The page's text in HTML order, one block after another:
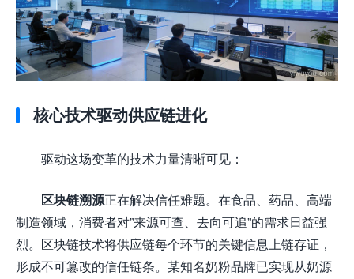
核心技术驱动供应链进化
驱动这场变革的技术力量清晰可见：
区块链溯源正在解决信任难题。在食品、药品、高端
制造领域，消费者对”来源可查、去向可追”的需求日益强
烈。区块链技术将供应链每个环节的关键信息上链存证，
形成不可篡改的信任链条。某知名奶粉品牌已实现从奶源